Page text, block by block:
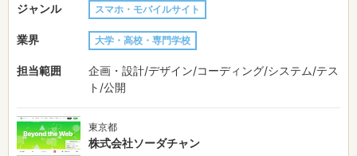
ジャンル スマホ・モバイルサイト
業界 大学・高校・専門学校
担当範囲
企画・設計/デザイン/コーディング/システム/テス
ト/公開
東京都
株式会社ソーダチャン